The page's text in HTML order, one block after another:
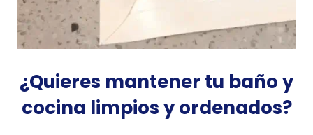
¿Quieres mantener tu baño y
cocina limpios y ordenados?